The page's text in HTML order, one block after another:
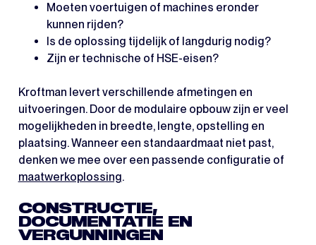
Moeten voertuigen of machines eronder
kunnen rijden?
Is de oplossing tijdelijk of langdurig nodig?
Zijn er technische of HSE-eisen?
Kroftman levert verschillende afmetingen en
uitvoeringen. Door de modulaire opbouw zijn er veel
mogelijkheden in breedte, lengte, opstelling en
plaatsing. Wanneer een standaardmaat niet past,
denken we mee over een passende configuratie of
maatwerkoplossing.
CONSTRUCTIE,
DOCUMENTATIE EN
VERGUNNINGEN